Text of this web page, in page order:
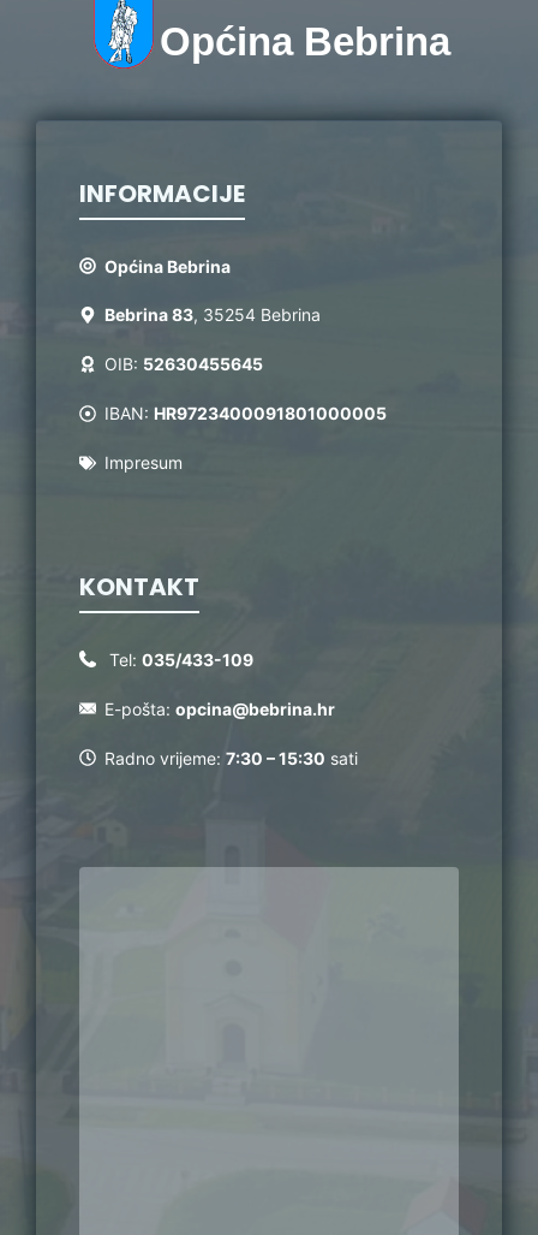
Općina Bebrina
INFORMACIJE
Općina Bebrina
Bebrina 83, 35254 Bebrina
OIB: 52630455645
IBAN: HR9723400091801000005
Impresum
KONTAKT
Tel: 035/433-109
E-pošta: opcina@bebrina.hr
Radno vrijeme: 7:30 – 15:30 sati